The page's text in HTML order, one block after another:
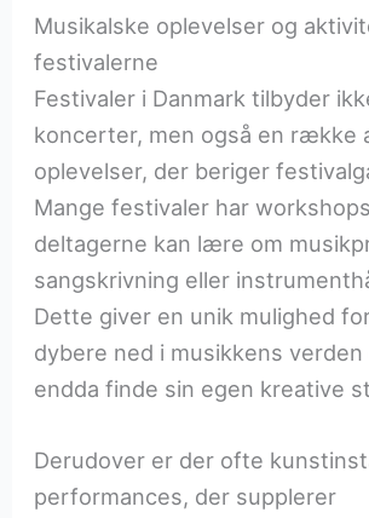
Musikalske oplevelser og
festivalerne
Festivaler i Danmark tilbyder
koncerter, men også en række
oplevelser, der beriger
Mange festivaler har
deltagerne kan lære om
sangskrivning eller
Dette giver en unik mulighed
dybere ned i musikkens verden
endda finde sin egen kreative
Derudover er der ofte
performances, der supplerer